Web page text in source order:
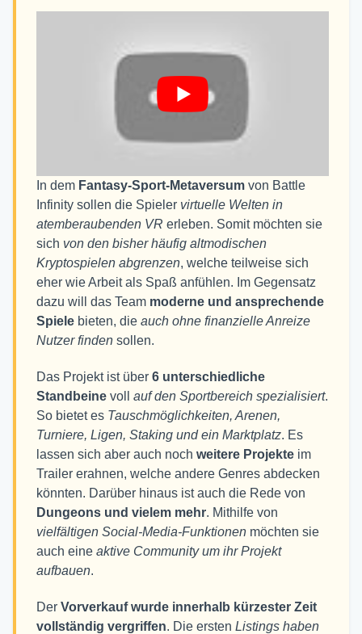
In dem Fantasy-Sport-Metaversum von Battle
Infinity sollen die Spieler virtuelle Welten in
atemberaubenden VR erleben. Somit möchten sie
sich von den bisher häufig altmodischen
Kryptospielen abgrenzen, welche teilweise sich
eher wie Arbeit als Spaß anfühlen. Im Gegensatz
dazu will das Team moderne und ansprechende
Spiele bieten, die auch ohne finanzielle Anreize
Nutzer finden sollen.
Das Projekt ist über 6 unterschiedliche
Standbeine voll auf den Sportbereich spezialisiert.
So bietet es Tauschmöglichkeiten, Arenen,
Turniere, Ligen, Staking und ein Marktplatz. Es
lassen sich aber auch noch weitere Projekte im
Trailer erahnen, welche andere Genres abdecken
könnten. Darüber hinaus ist auch die Rede von
Dungeons und vielem mehr. Mithilfe von
vielfältigen Social-Media-Funktionen möchten sie
auch eine aktive Community um ihr Projekt
aufbauen.
Der Vorverkauf wurde innerhalb kürzester Zeit
vollständig vergriffen. Die ersten Listings haben